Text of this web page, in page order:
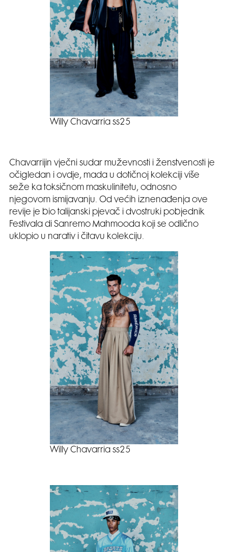
Willy Chavarria ss25
Chavarrijin vječni sudar muževnosti i ženstvenosti je
očigledan i ovdje, mada u dotičnoj kolekciji više
seže ka toksičnom maskulinitetu, odnosno
njegovom ismijavanju. Od većih iznenađenja ove
revije je bio talijanski pjevač i dvostruki pobjednik
Festivala di Sanremo Mahmooda koji se odlično
uklopio u narativ i čitavu kolekciju.
Willy Chavarria ss25